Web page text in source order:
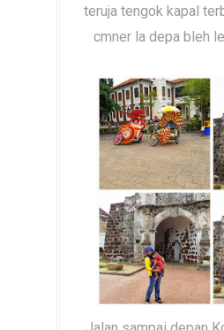
teruja tengok kapal
cmner la depa bleh